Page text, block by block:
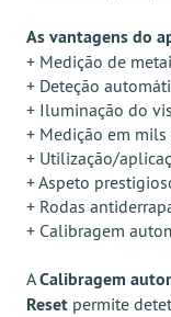
As vantagens do
+ Medição de
+ Deteção
+ Iluminação do
+ Medição em mils
+ Utilização/
+ Aspeto
+ Rodas
+ Calibragem
ACalibragem
Reset permite